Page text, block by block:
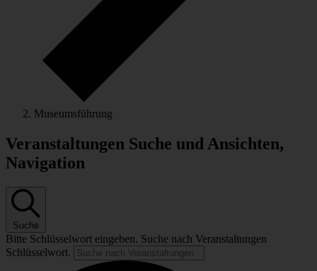
Museumsführung
Veranstaltungen Suche und Ansichten,
Navigation
Suche
Bitte Schlüsselwort eingeben. Suche nach Veranstaltungen
Schlüsselwort.